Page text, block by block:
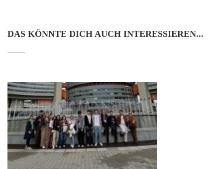
DAS KÖNNTE DICH AUCH INTERESSIEREN...